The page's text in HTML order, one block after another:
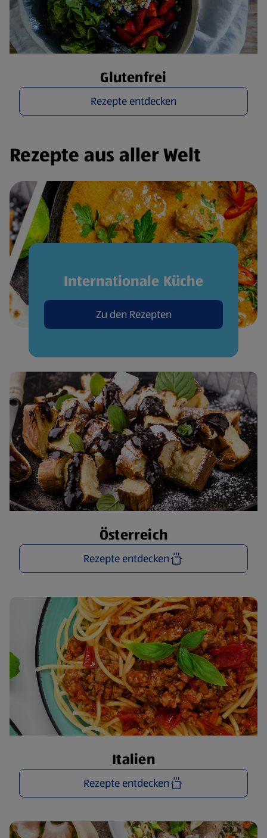
Glutenfrei
Rezepte entdecken
Rezepte aus aller Welt
Internationale Küche
Zu den Rezepten
Österreich
Rezepte entdecken
Italien
Rezepte entdecken